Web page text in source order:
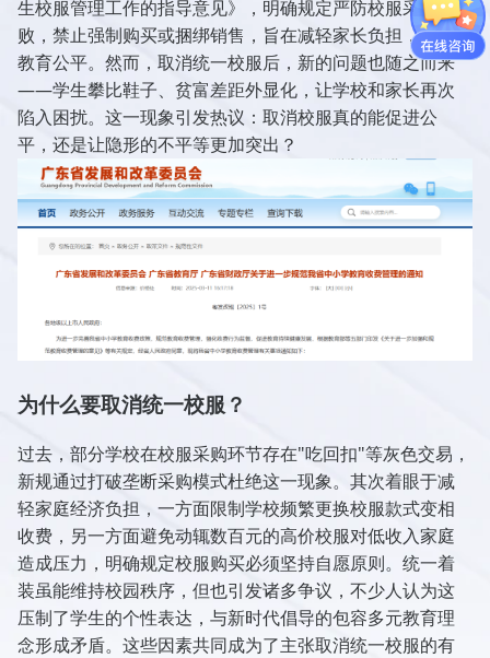
生校服管理工作的指导意见》，明确规定严防校服采购腐
败，禁止强制购买或捆绑销售，旨在减轻家长负担，促进
教育公平。然而，取消统一校服后，新的问题也随之而来
——学生攀比鞋子、贫富差距外显化，让学校和家长再次
陷入困扰。这一现象引发热议：取消校服真的能促进公
平，还是让隐形的不平等更加突出？
为什么要取消统一校服？
过去，部分学校在校服采购环节存在"吃回扣"等灰色交易，
新规通过打破垄断采购模式杜绝这一现象。其次着眼于减
轻家庭经济负担，一方面限制学校频繁更换校服款式变相
收费，另一方面避免动辄数百元的高价校服对低收入家庭
造成压力，明确规定校服购买必须坚持自愿原则。统一着
装虽能维持校园秩序，但也引发诸多争议，不少人认为这
压制了学生的个性表达，与新时代倡导的包容多元教育理
念形成矛盾。这些因素共同成为了主张取消统一校服的有